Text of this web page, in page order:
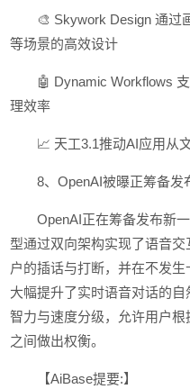
🎨 Skywork Design 通过
等场景的高效设计
🤖 Dynamic Workflows
理效率
📈 天工3.1推动AI应用从
8、OpenAI被曝正筹备发
OpenAI正在筹备发布新
型通过双向架构实现了语音
户的插话与打断，并在不发生
大幅提升了实时语音对话的
智力与速度分级，允许用户
之间做出权衡。
【AiBase提要:】